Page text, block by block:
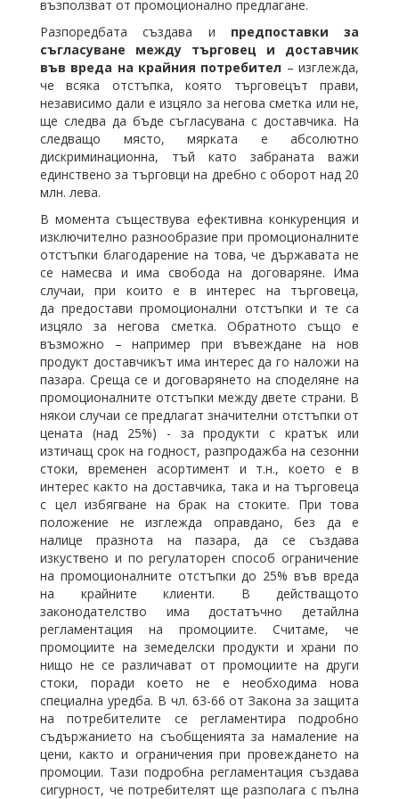
възползват от промоционално предлагане.
Разпоредбата създава и предпоставки за
съгласуване между търговец и доставчик
във вреда на крайния потребител – изглежда,
че всяка отстъпка, която търговецът прави,
независимо дали е изцяло за негова сметка или не,
ще следва да бъде съгласувана с доставчика. На
следващо място, мярката е абсолютно
дискриминационна, тъй като забраната важи
единствено за търговци на дребно с оборот над 20
млн. лева.
В момента съществува ефективна конкуренция и
изключително разнообразие при промоционалните
отстъпки благодарение на това, че държавата не
се намесва и има свобода на договаряне. Има
случаи, при които е в интерес на търговеца,
да предостави промоционални отстъпки и те са
изцяло за негова сметка. Обратното също е
възможно – например при въвеждане на нов
продукт доставчикът има интерес да го наложи на
пазара. Среща се и договарянето на споделяне на
промоционалните отстъпки между двете страни. В
някои случаи се предлагат значителни отстъпки от
цената (над 25%) - за продукти с кратък или
изтичащ срок на годност, разпродажба на сезонни
стоки, временен асортимент и т.н., което е в
интерес както на доставчика, така и на търговеца
с цел избягване на брак на стоките. При това
положение не изглежда оправдано, без да е
налице празнота на пазара, да се създава
изкуствено и по регулаторен способ ограничение
на промоционалните отстъпки до 25% във вреда
на крайните клиенти. В действащото
законодателство има достатъчно детайлна
регламентация на промоциите. Считаме, че
промоциите на земеделски продукти и храни по
нищо не се различават от промоциите на други
стоки, поради което не е необходима нова
специална уредба. В чл. 63-66 от Закона за защита
на потребителите се регламентира подробно
съдържанието на съобщенията за намаление на
цени, както и ограничения при провеждането на
промоции. Тази подробна регламентация създава
сигурност, че потребителят ще разполага с пълна